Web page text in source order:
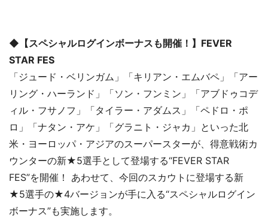
◆【スペシャルログインボーナスも開催！】FEVER
STAR FES
「ジュード・ベリンガム」「キリアン・エムバペ」「アー
リング・ハーランド」「ソン・フンミン」「アブドゥコデ
ィル・フサノフ」「タイラー・アダムス」「ペドロ・ポ
ロ」「ナタン・アケ」「グラニト・ジャカ」といった北
米・ヨーロッパ・アジアのスーパースターが、得意戦術カ
ウンターの新★5選手として登場する“FEVER STAR
FES”を開催！ あわせて、今回のスカウトに登場する新
★5選手の★4バージョンが手に入る“スペシャルログイン
ボーナス”も実施します。